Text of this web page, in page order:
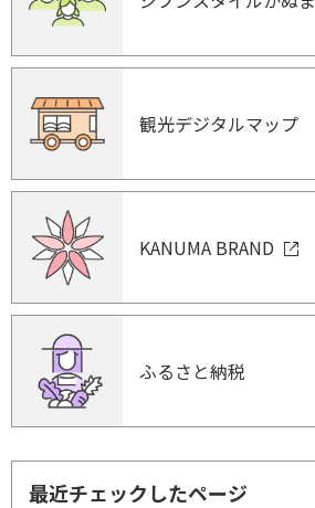
観光デジタルマップ
KANUMA BRAND
ふるさと納税
最近チェックしたページ